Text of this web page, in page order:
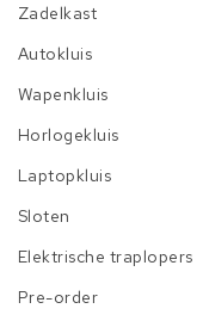
Zadelkast
Autokluis
Wapenkluis
Horlogekluis
Laptopkluis
Sloten
Elektrische traplopers
Pre-order